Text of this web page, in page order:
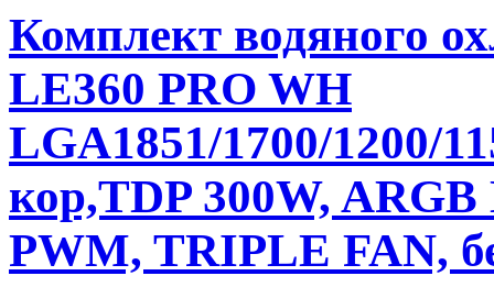
Комплект водяного
LE360 PRO WH
LGA1851/1700/1200/
кор,TDP 300W,
PWM, TRIPLE FAN,